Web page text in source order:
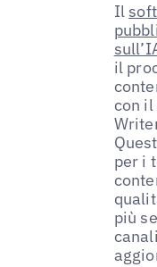
Il
il
con il
per i
più